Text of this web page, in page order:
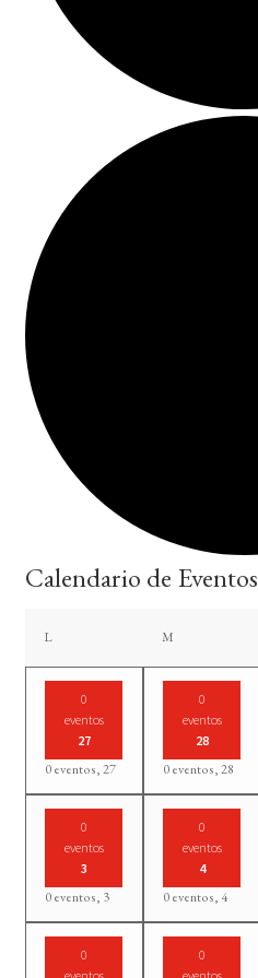
Calendario de Eventos
Llunes Mmartes
0
eventos
27
0 eventos,27
0
eventos
28
0 eventos,28
0
eventos
3
0 eventos, 3
0
eventos
4
0 eventos, 4
0
0